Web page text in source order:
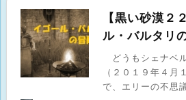
【黒い砂漠
ル・バルタリ
どうもシェナベ
（２０１９年４月
で、エリーの不思